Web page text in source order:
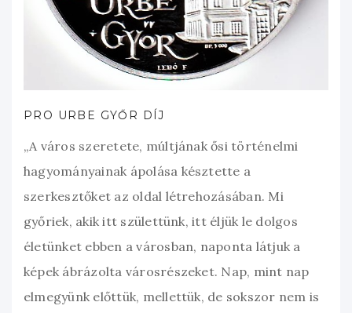
PRO URBE GYŐR DÍJ
„A város szeretete, múltjának ősi történelmi
hagyományainak ápolása késztette a
szerkesztőket az oldal létrehozásában. Mi
győriek, akik itt születtünk, itt éljük le dolgos
életünket ebben a városban, naponta látjuk a
képek ábrázolta városrészeket. Nap, mint nap
elmegyünk előttük, mellettük, de sokszor nem is